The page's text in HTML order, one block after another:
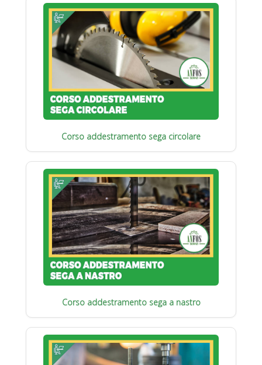
Corso addestramento sega circolare
Corso addestramento sega a nastro